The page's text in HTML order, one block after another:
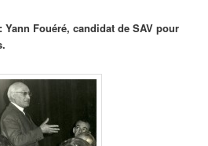
Yann Fouéré, candidat de SAV pour